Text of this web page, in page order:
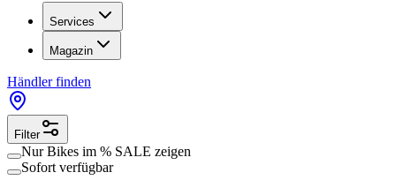
Services
Magazin
Händler finden
Filter
Nur Bikes im % SALE zeigen
Sofort verfügbar